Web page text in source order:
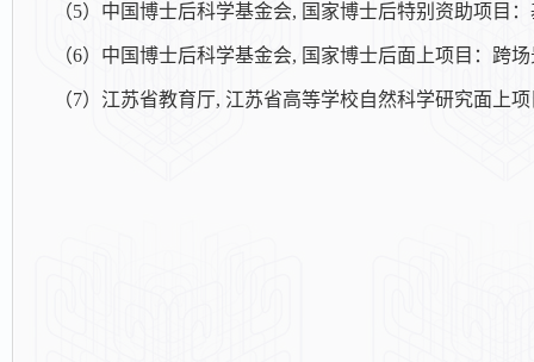
（5）中国博士后科学基金会, 国家博士后特别资助项目
（6）中国博士后科学基金会, 国家博士后面上项目：跨
（7）江苏省教育厅, 江苏省高等学校自然科学研究面上